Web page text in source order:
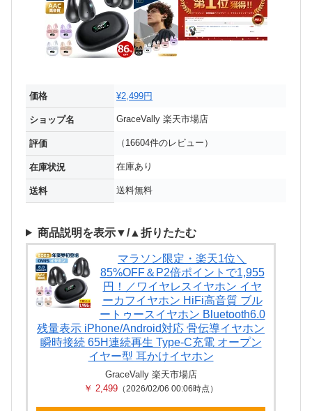
価格 ¥2,499円
ショップ名 GraceVally 楽天市場店
評価 （16604件のレビュー）
在庫状況 在庫あり
送料 送料無料
商品説明を表示▼/▲折りたたむ
マラソン限定・楽天1位＼
85%OFF＆P2倍ポイントで1,955
円！／ワイヤレスイヤホン イヤ
ーカフイヤホン HiFi高音質 ブル
ートゥースイヤホン Bluetooth6.0
残量表示 iPhone/Android対応 骨伝導イヤホン
瞬時接続 65H連続再生 Type‐C充電 オープン
イヤー型 耳かけイヤホン
GraceVally 楽天市場店
￥ 2,499 （2026/02/06 00:06時点）